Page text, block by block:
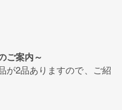
ご案内～
が2品ありますので、ご紹